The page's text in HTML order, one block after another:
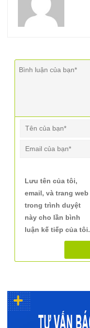
Lưu tên của tôi,
email, và trang web
trong trình duyệt
này cho lần bình
luận kế tiếp của tôi.